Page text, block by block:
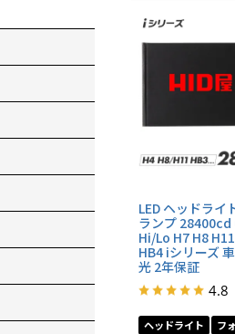
LED ヘッドライ
ランプ 28400cd
Hi/Lo H7 H8
HB4 iシリーズ
光 2年保証
4.8
ヘッドライト
フ